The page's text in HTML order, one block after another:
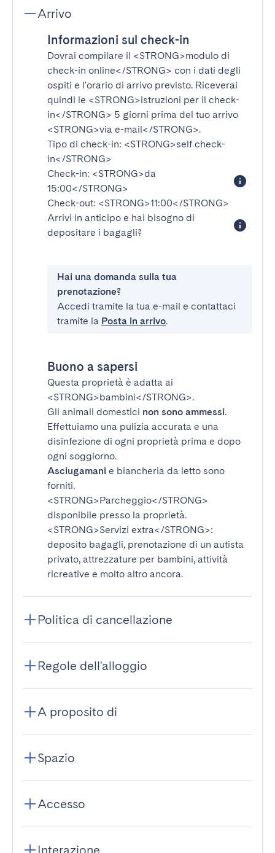
Arrivo
Informazioni sul check-in
Dovrai compilare il <STRONG>modulo di
check-in online</STRONG> con i dati degli
ospiti e l'orario di arrivo previsto. Riceverai
quindi le <STRONG>istruzioni per il check-
in</STRONG> 5 giorni prima del tuo arrivo
<STRONG>via e-mail</STRONG>.
Tipo di check-in: <STRONG>self check-
in</STRONG>
Check-in: <STRONG>da
15:00</STRONG>
Check-out: <STRONG>11:00</STRONG>
Arrivi in anticipo e hai bisogno di
depositare i bagagli?
Hai una domanda sulla tua
prenotazione?
Accedi tramite la tua e-mail e contattaci
tramite la Posta in arrivo.
Buono a sapersi
Questa proprietà è adatta ai
<STRONG>bambini</STRONG>.
Gli animali domestici non sono ammessi.
Effettuiamo una pulizia accurata e una
disinfezione di ogni proprietà prima e dopo
ogni soggiorno.
Asciugamani e biancheria da letto sono
forniti.
<STRONG>Parcheggio</STRONG>
disponibile presso la proprietà.
<STRONG>Servizi extra</STRONG>:
deposito bagagli, prenotazione di un autista
privato, attrezzature per bambini, attività
ricreative e molto altro ancora.
Politica di cancellazione
Regole dell'alloggio
A proposito di
Spazio
Accesso
Interazione